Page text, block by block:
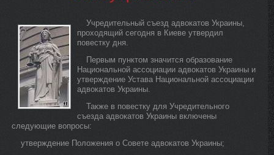
Учредительный съезд адвокатов Украины,
проходящий сегодня в Киеве утвердил
повестку дня.
Первым пунктом значится образование
Национальной ассоциации адвокатов Украины и
утверждение Устава Национальной ассоциации
адвокатов Украины.
Также в повестку для Учредительного
съезда адвокатов Украины включены
следующие вопросы:
утверждение Положения о Совете адвокатов Украины;